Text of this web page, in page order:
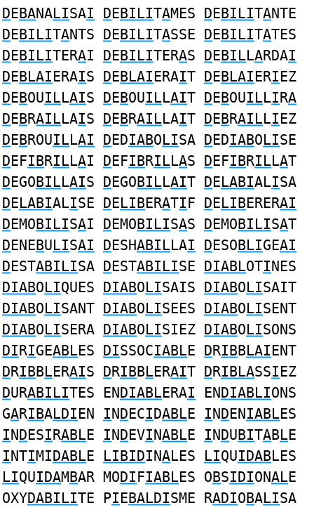
DEBANALISAI DEBILITAMES DEBILITANTE
DEBILITANTS DEBILITASSE DEBILITATES
DEBILITERAI DEBILITERAS DEBILLARDAI
DEBLAIERAIS DEBLAIERAIT DEBLAIERIEZ
DEBOUILLAIS DEBOUILLAIT DEBOUILLIRA
DEBRAILLAIS DEBRAILLAIT DEBRAILLIEZ
DEBROUILLAI DEDIABOLISA DEDIABOLISE
DEFIBRILLAI DEFIBRILLAS DEFIBRILLAT
DEGOBILLAIS DEGOBILLAIT DELABIALISA
DELABIALISE DELIBERATIF DELIBERERAI
DEMOBILISAI DEMOBILISAS DEMOBILISAT
DENEBULISAI DESHABILLAI DESOBLIGEAI
DESTABILISA DESTABILISE DIABLOTINES
DIABOLIQUES DIABOLISAIS DIABOLISAIT
DIABOLISANT DIABOLISEES DIABOLISENT
DIABOLISERA DIABOLISIEZ DIABOLISONS
DIRIGEABLES DISSOCIABLE DRIBBLAIENT
DRIBBLERAIS DRIBBLERAIT DRIBLASSIEZ
DURABILITES ENDIABLERAI ENDIABLIONS
GARIBALDIEN INDECIDABLE INDENIABLES
INDESIRABLE INDEVINABLE INDUBITABLE
INTIMIDABLE LIBIDINALES LIQUIDABLES
LIQUIDAMBAR MODIFIABLES OBSIDIONALE
OXYDABILITE PIEBALDISME RADIOBALISA